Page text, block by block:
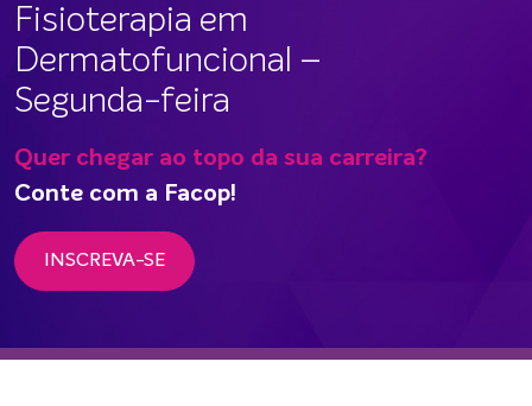
Fisioterapia em
Dermatofuncional –
Segunda-feira
Quer chegar ao topo da sua carreira?
Conte com a Facop!
INSCREVA-SE